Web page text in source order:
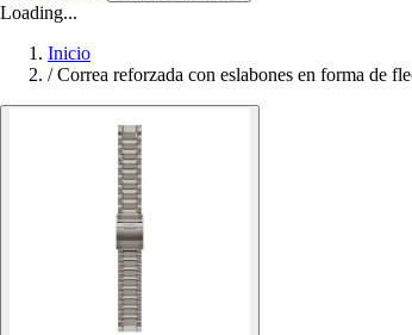
Loading...
Inicio
/ Correa reforzada con eslabones en forma de